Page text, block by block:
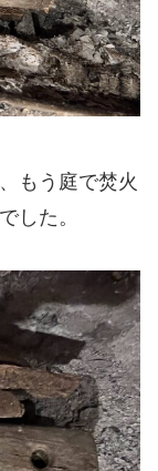
もう庭で焚火
した。